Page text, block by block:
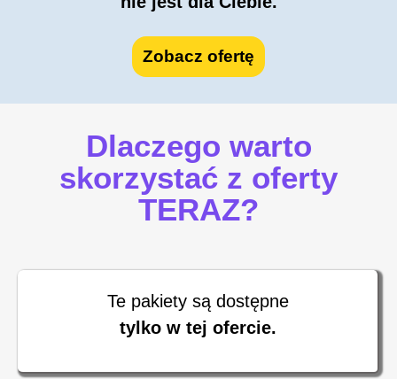
Zobacz ofertę
Dlaczego warto
skorzystać z oferty
TERAZ?
Te pakiety są dostępne
tylko w tej ofercie.